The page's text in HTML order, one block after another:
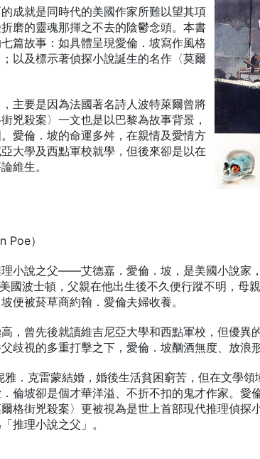
成就是同時代的美國作家所難以望其項
磨的靈魂那揮之不去的陰鬱念頭。本書
篇故事：如具體呈現愛倫．坡寫作風格
以及標示著偵探小說誕生的名作〈莫爾
主要是因為法國著名詩人波特萊爾曾將
兇殺案〉一文也是以巴黎為故事背景，
愛倫．坡的命運多舛，在親情及愛情方
大學及西點軍校就學，但後來卻是以在
維生。
Poe）
小說之父——艾德嘉．愛倫．坡，是美國小說家
國波士頓，父親在他出生後不久便行蹤不明，母
便被菸草商約翰．愛倫夫婦收養。
，曾先後就讀維吉尼亞大學和西點軍校，但優異
歧視的多重打擊之下，愛倫．坡酗酒無度、放浪
雅．克雷蒙結婚，婚後生活貧困窮苦，但在文學
倫坡卻是個才華洋溢、不折不扣的鬼才作家。愛
格街兇殺案〉更被視為是世上首部現代推理偵探
推理小說之父」。